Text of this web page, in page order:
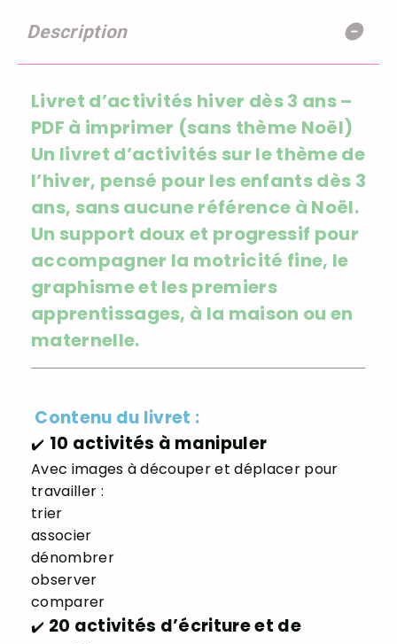
Description
Livret d’activités hiver dès 3 ans –
PDF à imprimer (sans thème Noël)
Un livret d’activités sur le thème de
l’hiver, pensé pour les enfants dès 3
ans, sans aucune référence à Noël.
Un support doux et progressif pour
accompagner la motricité fine, le
graphisme et les premiers
apprentissages, à la maison ou en
maternelle.
Contenu du livret :
✔️ 10 activités à manipuler
Avec images à découper et déplacer pour
travailler :
trier
associer
dénombrer
observer
comparer
✔️ 20 activités d’écriture et de